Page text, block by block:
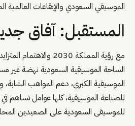
الموسيقي السعودي والإيقاعات العالمية
المستقبل: آفاق
مع رؤية المملكة 2030
الساحة الموسيقية السعودية نهضة غير
الموسيقية الكبرى، دعم المواهب الشابة،
للصناعة الموسيقية، كلها عوامل تساهم
للموسيقى السعودية على الصعيدين